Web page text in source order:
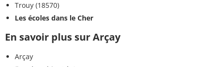
Trouy (18570)
Les écoles dans le Cher
En savoir plus sur Arçay
Arçay